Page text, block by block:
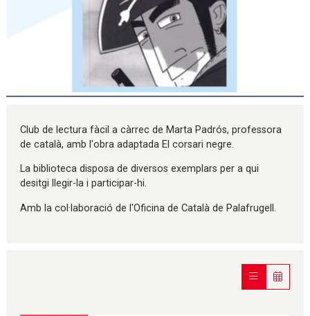
Club de lectura fàcil a càrrec de Marta Padrós, professora
de català, amb l'obra adaptada El corsari negre.
La biblioteca disposa de diversos exemplars per a qui
desitgi llegir-la i participar-hi.
Amb la col·laboració de l'Oficina de Català de Palafrugell.